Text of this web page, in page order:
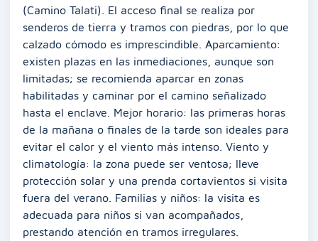
(Camino Talati). El acceso final se realiza por
senderos de tierra y tramos con piedras, por lo que
calzado cómodo es imprescindible. Aparcamiento:
existen plazas en las inmediaciones, aunque son
limitadas; se recomienda aparcar en zonas
habilitadas y caminar por el camino señalizado
hasta el enclave. Mejor horario: las primeras horas
de la mañana o finales de la tarde son ideales para
evitar el calor y el viento más intenso. Viento y
climatología: la zona puede ser ventosa; lleve
protección solar y una prenda cortavientos si visita
fuera del verano. Familias y niños: la visita es
adecuada para niños si van acompañados,
prestando atención en tramos irregulares.